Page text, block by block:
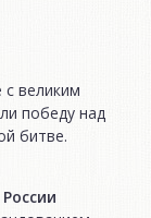
с великим
победу над
битве.